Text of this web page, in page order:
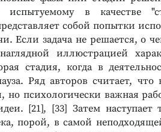
испытуемому в качестве
собой попытки
Если задача не решается, о
иллюстрацией
стадия, когда в
Ряд авторов считает, что
но психологически важная
[21], [33] Затем
порой, в самой